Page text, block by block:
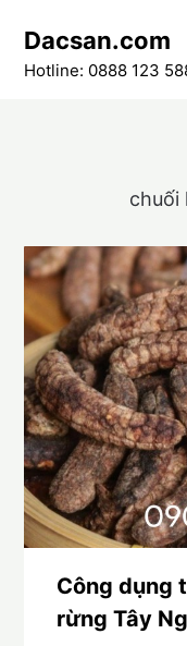
content
Dacsan.com
Hotline: 0888 123
chuối
Công dụng
rừng Tây